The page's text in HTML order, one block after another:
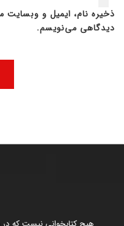
ذخیره نام، ایمیل و وبسایت
دیدگاهی می‌نویسم.